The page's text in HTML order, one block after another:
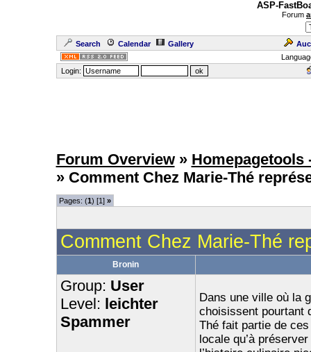
ASP-
Forum
Search Calendar Gallery
Login:
Forum Overview » Homepagetools
» Comment Chez Marie-Thé
Pages: (1) [1] »
Comment Chez Marie-Thé
Bronin
Group: User
Level: leichter
Spammer
Dans une ville où la
choisissent pourtant
Thé fait partie de
locale qu’à